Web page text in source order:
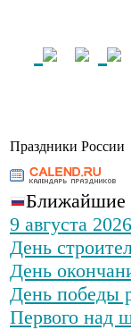
Праздники России
Ближайшие
9 августа
День
День
День победы
Первого над